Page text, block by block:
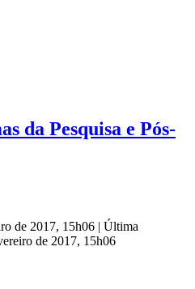
da Pesquisa e Pós-
de 2017, 15h06 | Última
de 2017, 15h06